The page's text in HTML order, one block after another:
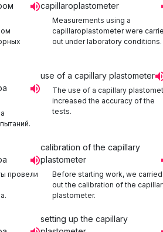
capillaroplastometer
Measurements using a
capillaroplastometer were
out under laboratory conditions.
use of a capillary plastometer
The use of a capillary
increased the accuracy of the
tests.
провели
calibration of the capillary
plastometer
Before starting work, we carried
out the calibration of the
plastometer.
setting up the capillary